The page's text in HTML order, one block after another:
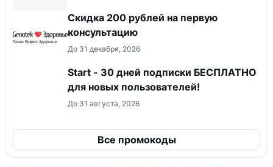
Скидка 200 рублей на первую
консультацию
До 31 декабря, 2026
Start - 30 дней подписки БЕСПЛАТНО
для новых пользователей!
До 31 августа, 2026
Все промокоды